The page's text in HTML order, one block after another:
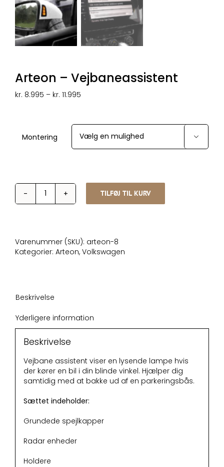
Arteon – Vejbaneassistent
kr. 8.995 – kr. 11.995
kr. 11.995
Montering

Arteon
TILFØJ TIL KURV
Varenummer (SKU): arteon-8
Kategorier: Arteon, Volkswagen
Beskrivelse
Yderligere information
Beskrivelse
Vejbane assistent viser en lysende lampe hvis
der kører en bil i din blinde vinkel. Hjælper dig
samtidig med at bakke ud af en parkeringsbås.
Sættet indeholder:
Grundede spejlkapper
Radar enheder
Holdere